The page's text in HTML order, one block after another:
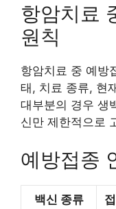
항암치료
원칙
항암치료 중 예방
태, 치료 종류, 현
대부분의 경우 생
신만 제한적으로
예방접종
백신 종류